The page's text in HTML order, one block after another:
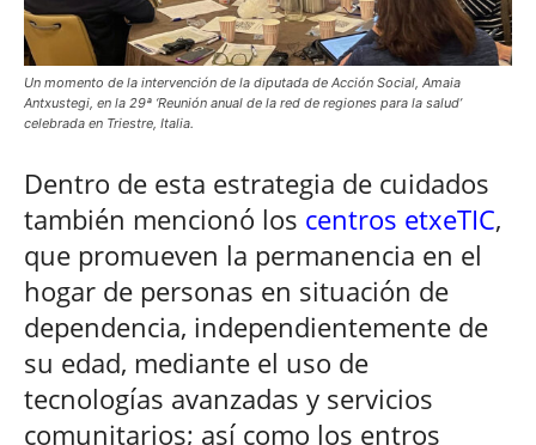
Un momento de la intervención de la diputada de Acción Social, Amaia
Antxustegi, en la 29ª ‘Reunión anual de la red de regiones para la salud’
celebrada en Triestre, Italia.
Dentro de esta estrategia de cuidados
también mencionó los centros etxeTIC,
que promueven la permanencia en el
hogar de personas en situación de
dependencia, independientemente de
su edad, mediante el uso de
tecnologías avanzadas y servicios
comunitarios; así como los entros